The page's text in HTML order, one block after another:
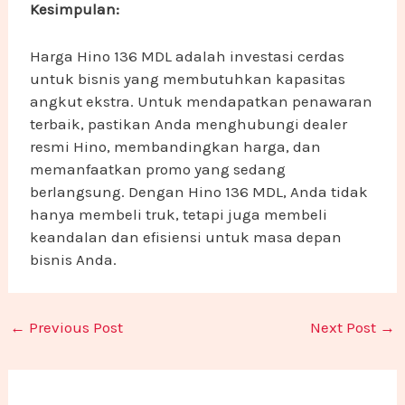
Kesimpulan:
Harga Hino 136 MDL adalah investasi cerdas
untuk bisnis yang membutuhkan kapasitas
angkut ekstra. Untuk mendapatkan penawaran
terbaik, pastikan Anda menghubungi dealer
resmi Hino, membandingkan harga, dan
memanfaatkan promo yang sedang
berlangsung. Dengan Hino 136 MDL, Anda tidak
hanya membeli truk, tetapi juga membeli
keandalan dan efisiensi untuk masa depan
bisnis Anda.
← Previous Post Next Post →